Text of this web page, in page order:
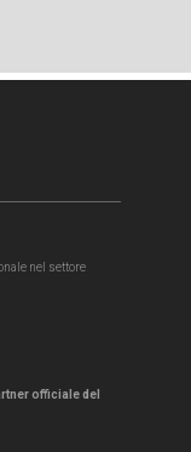
nel settore
officiale del